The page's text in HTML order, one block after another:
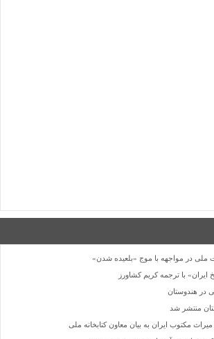
ملی در مواجهه با موج «بلعیده شدن»
ایران» با ترجمه کریم کشاورز
مکتوب ایران به بیان معاون کتابخانه ملی